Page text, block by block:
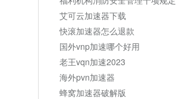
艾可云加速器下载
快滚加速器怎么退款
国外vnp加速哪个好用
老王vqn加速2023
海外pvn加速器
蜂窝加速器破解版